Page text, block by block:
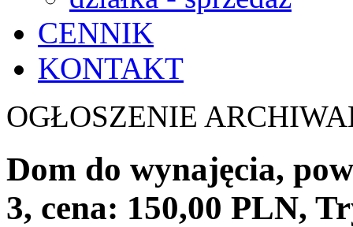
CENNIK
KONTAKT
OGŁOSZENIE
Dom do wynajęcia,
3, cena: 150,00 PLN,